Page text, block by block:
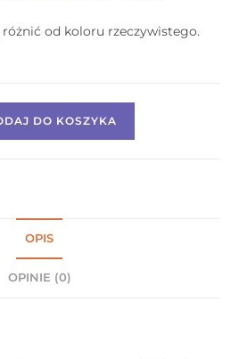
od koloru rzeczywistego.
DO KOSZYKA
OPIS
OPINIE (0)